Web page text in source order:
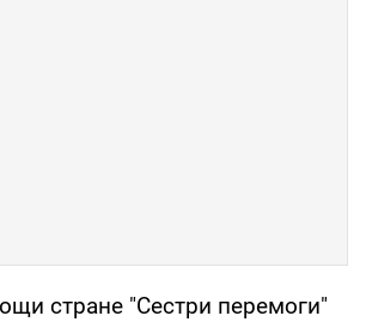
стране "Сестри перемоги"